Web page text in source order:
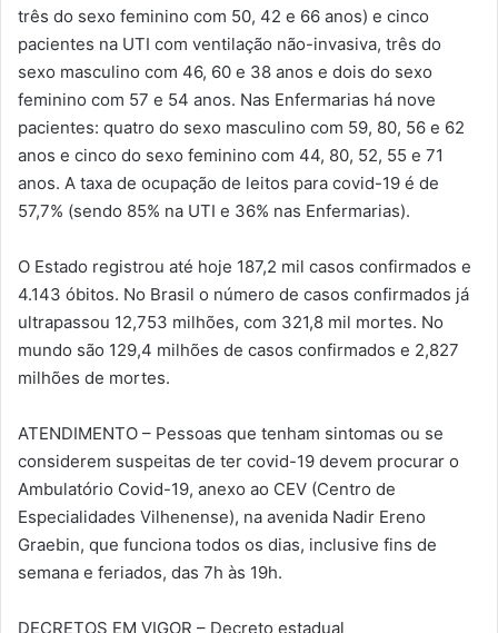
três do sexo feminino com 50, 42 e 66 anos) e cinco
pacientes na UTI com ventilação não-invasiva, três do
sexo masculino com 46, 60 e 38 anos e dois do sexo
feminino com 57 e 54 anos. Nas Enfermarias há nove
pacientes: quatro do sexo masculino com 59, 80, 56 e 62
anos e cinco do sexo feminino com 44, 80, 52, 55 e 71
anos. A taxa de ocupação de leitos para covid-19 é de
57,7% (sendo 85% na UTI e 36% nas Enfermarias).
O Estado registrou até hoje 187,2 mil casos confirmados e
4.143 óbitos. No Brasil o número de casos confirmados já
ultrapassou 12,753 milhões, com 321,8 mil mortes. No
mundo são 129,4 milhões de casos confirmados e 2,827
milhões de mortes.
ATENDIMENTO – Pessoas que tenham sintomas ou se
considerem suspeitas de ter covid-19 devem procurar o
Ambulatório Covid-19, anexo ao CEV (Centro de
Especialidades Vilhenense), na avenida Nadir Ereno
Graebin, que funciona todos os dias, inclusive fins de
semana e feriados, das 7h às 19h.
DECRETOS EM VIGOR – Decreto estadual